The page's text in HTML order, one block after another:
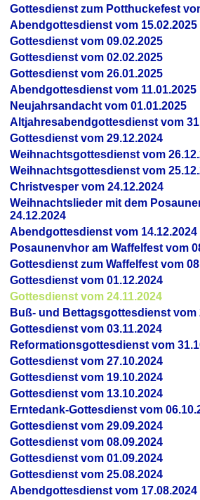
Gottesdienst zum Potthuckefest
Abendgottesdienst vom 15.02.2025
Gottesdienst vom 09.02.2025
Gottesdienst vom 02.02.2025
Gottesdienst vom 26.01.2025
Abendgottesdienst vom 11.01.2025
Neujahrsandacht vom 01.01.2025
Altjahresabendgottesdienst vom
Gottesdienst vom 29.12.2024
Weihnachtsgottesdienst vom
Weihnachtsgottesdienst vom
Christvesper vom 24.12.2024
Weihnachtslieder mit dem
24.12.2024
Abendgottesdienst vom 14.12.2024
Posaunenvhor am Waffelfest vom
Gottesdienst zum Waffelfest vom
Gottesdienst vom 01.12.2024
Gottesdienst vom 24.11.2024
Buß- und Bettagsgottesdienst vom
Gottesdienst vom 03.11.2024
Reformationsgottesdienst vom
Gottesdienst vom 27.10.2024
Gottesdienst vom 19.10.2024
Gottesdienst vom 13.10.2024
Erntedank-Gottesdienst vom
Gottesdienst vom 29.09.2024
Gottesdienst vom 08.09.2024
Gottesdienst vom 01.09.2024
Gottesdienst vom 25.08.2024
Abendgottesdienst vom 17.08.2024